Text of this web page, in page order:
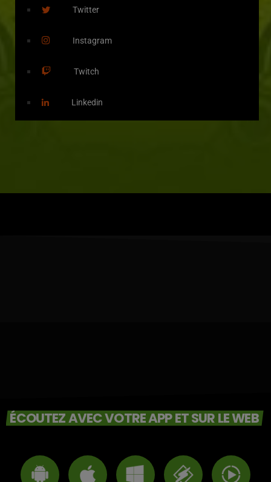
Twitter
Instagram
Twitch
Linkedin
ÉCOUTEZ AVEC VOTRE APP ET SUR LE WEB